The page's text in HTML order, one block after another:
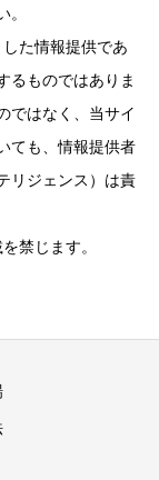
。
た情報提供であ
るものではありま
ではなく、当サイ
ても、情報提供者
リジェンス）は責
禁じます。